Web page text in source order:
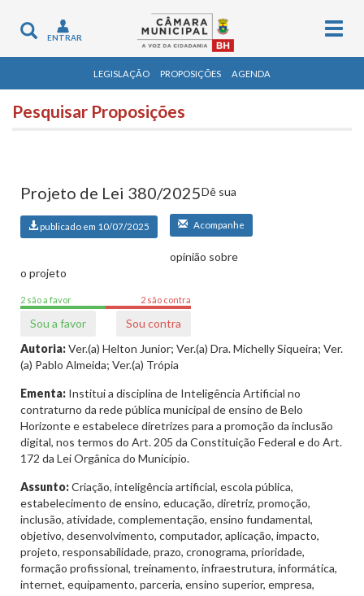
Toggle
navigation
ENTRAR
LEGISLAÇÃO PROPOSIÇÕES AGENDA
Pesquisar Proposições
Projeto de Lei 380/2025
publicado em 10/07/2025 Acompanhe
Dê sua
opinião sobre
o projeto
2 são a favor 2 são contra
Sou a favor
Sou contra
Autoria:Ver.(a) Helton Junior; Ver.(a) Dra. Michelly Siqueira; Ver.
(a) Pablo Almeida; Ver.(a) Trópia
Ementa: Institui a disciplina de Inteligência Artificial no
contraturno da rede pública municipal de ensino de Belo
Horizonte e estabelece diretrizes para a promoção da inclusão
digital, nos termos do Art. 205 da Constituição Federal e do Art.
172 da Lei Orgânica do Município.
Assunto:Criação, inteligência artificial, escola pública,
estabelecimento de ensino, educação, diretriz, promoção,
inclusão, atividade, complementação, ensino fundamental,
objetivo, desenvolvimento, computador, aplicação, impacto,
projeto, responsabilidade, prazo, cronograma, prioridade,
formação profissional, treinamento, infraestrutura, informática,
internet, equipamento, parceria, ensino superior, empresa,